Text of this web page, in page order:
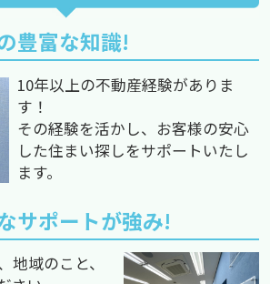
豊富な知識!
10年以上の不動産経験がありま
す！
その経験を活かし、お客様の安心
した住まい探しをサポートいたし
ます。
サポートが強み!
地域のこと、